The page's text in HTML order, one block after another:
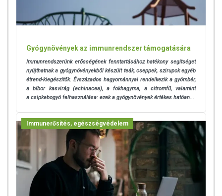
Gyógynövények az immunrendszer támogatására
Immunrendszerünk erősségének fenntartásához hatékony segítséget
nyújthatnak a gyógynövényekből készült teák, cseppek, szirupok egyéb
étrend-kiegészítők. Évszázados hagyománnyal rendelkezik a gyömbér,
a bíbor kasvirág (echinacea), a fokhagyma, a citromfű, valamint
a csipkebogyó felhasználása: ezek a gyógynövények értékes hatóan...
Immunerősítés, egészségvédelem